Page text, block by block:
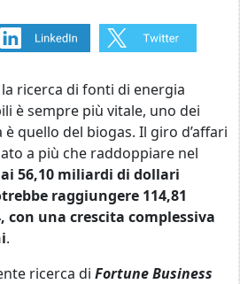
ricerca di fonti di energia
è sempre più vitale, uno dei
quello del biogas. Il giro d’affari
a più che raddoppiare nel
56,10 miliardi di dollari
raggiungere 114,81
una crescita complessiva
.
ricerca di Fortune Business